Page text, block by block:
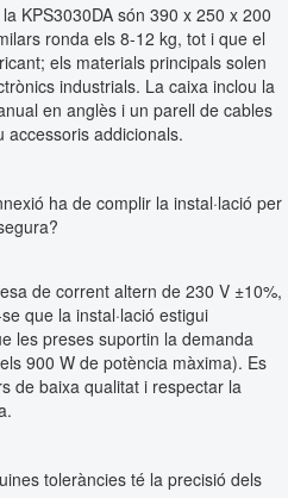
KPS3030DA són 390 x 250 x 200
ronda els 8-12 kg, tot i que el
els materials principals solen
industrials. La caixa inclou la
en anglès i un parell de cables
accessoris addicionals.
ha de complir la instal·lació per
de corrent altern de 230 V ±10%,
que la instal·lació estigui
les preses suportin la demanda
900 W de potència màxima). Es
de baixa qualitat i respectar la
toleràncies té la precisió dels